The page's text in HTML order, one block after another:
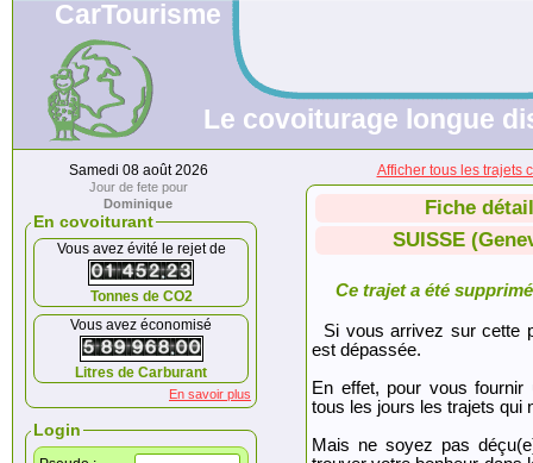
CarTourisme
Le covoiturage longue
Samedi 08 août 2026
Jour de fete pour
Dominique
En covoiturant
Vous avez évité le rejet de
Tonnes de CO2
Vous avez économisé
Litres de Carburant
En savoir plus
Login
Afficher tous les trajets
Fiche
SUISSE
Ce trajet a été
Si vous arrivez sur cette
est dépassée.
En effet, pour vous fournir
tous les jours les trajets qui
Mais ne soyez pas